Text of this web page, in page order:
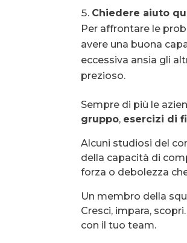
Chiedere aiuto
Per affrontare le
avere una buona
eccessiva ansia gli
prezioso.
Sempre di più le
gruppo, esercizi di
Alcuni studiosi del
della capacità di
forza o debolezza
Un membro della
Cresci, impara,
con il tuo team.